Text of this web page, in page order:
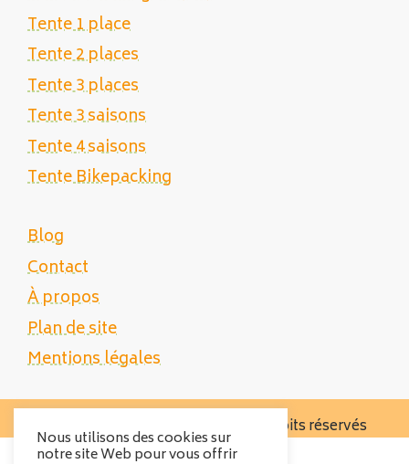
Tente 1 place
Tente 2 places
Tente 3 places
Tente 3 saisons
Tente 4 saisons
Tente Bikepacking
Blog
Contact
À propos
Plan de site
Mentions légales
Copyright 2025 Tente Trek - Tous droits réservés
Nous utilisons des cookies sur
notre site Web pour vous offrir